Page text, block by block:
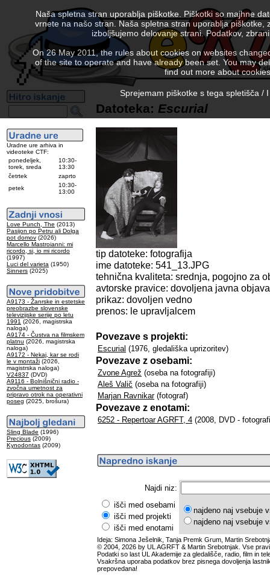
Uradne ure arhiva in
videoteke CTF:
ponedeljek,
torek, sreda
10:30-
13:30
četrtek
zaprto
petek
10:30-
13:00
Love Punch, The (2013)
Pasijon po Petru ali Dolga
pot domov (2026)
Marcello Mastroianni: mi
ricordo, si, io mi ricordo
(1997)
Luci del varieta (1950)
Sinners (2025)
A9173 - Žanrske in estetske
preobrazbe slovenske
televizijske serije po letu
1991 (2026, magistrska
naloga)
A9174 - Čustva na filmskem
platnu (2026, magistrska
naloga)
A9172 - Nekaj, kar se rodi
le v montaži (2026,
magistrska naloga)
V24837 (DVD)
A9116 - Bolnišnični radio -
zvočna umetnost za
pripravo otrok na operativni
poseg (2025, brošura)
Sling Blade (1996)
Precious (2009)
Kynodontas (2009)
Datoteka: Escurial
tip datoteke: fotografija
ime datoteke: 541_13.JPG
tehnična kvaliteta: srednja, pogojno za
avtorske pravice: dovoljena javna objava
prikaz: dovoljen vedno
prenos: le upravljalcem
Povezave s projekti:
Escurial (1976, gledališka uprizoritev)
Povezave z osebami:
Zvone Agrež (oseba na fotografiji)
Aleš Valič (oseba na fotografiji)
Marjan Ravnikar(fotograf)
Povezave z enotami:
6252 - Repertoar AGRFT, 4 (2008, DVD -
Najdi niz:
išči med osebami
išči med projekti
išči med enotami
najdeno naj vsebuje
najdeno naj vsebuje
Ideja: Simona Ješelnik, Tanja Premk Grum, Martin
© 2004, 2026 by UL AGRFT & Martin Srebotnjak. Vse
Podatki so last UL Akademije za gledališče, radio, film in
Vsakršna uporaba podatkov brez pisnega dovoljenja
prepovedana!
Naša spletna stran uporablja piškotke. Piškotki so majhne
vrnete na našo stran. Naša spletna stran uporablja
izboljšujemo delovanje strani. Podatkov,
On 26 May 2011, the rules about cookies on websites
of the site to operate and have already been set. You may
find out more about
Sprejemam piškotke s tega spletišča /